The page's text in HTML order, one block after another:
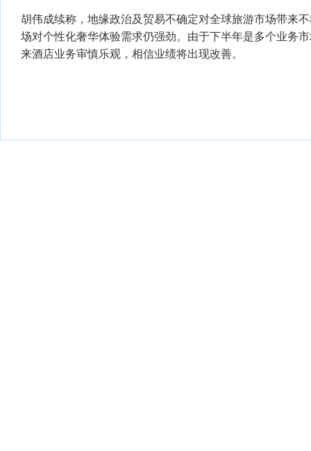
胡伟成续称，地缘政治及贸易不确定对全球旅游市场带来
场对个性化奢华体验需求仍强劲。由于下半年是多个业务
来酒店业务审慎乐观，相信业绩将出现改善。